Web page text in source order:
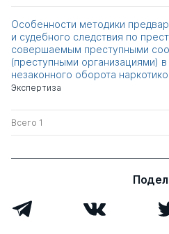
Особенности методики
и судебного следствия по
совершаемым преступными
(преступными организациями)
незаконного оборота
Экспертиза
Всего 1